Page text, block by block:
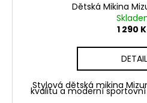
Dětská Mikina
1 290
DETAIL
Stylová dětská mikina
kvalitu a moderní